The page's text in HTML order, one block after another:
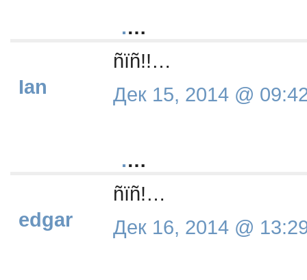
Ian
.…
ñïñ!!…
Дек 15, 2014 @
edgar
.…
ñïñ!…
Дек 16, 2014 @